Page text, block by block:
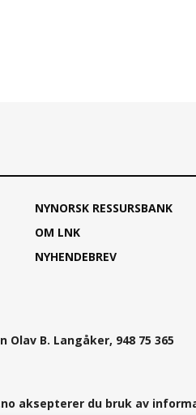
NYNORSK RESSURSBANK
OM LNK
NYHENDEBREV
Olav B. Langåker, 948 75 365
aksepterer du bruk av